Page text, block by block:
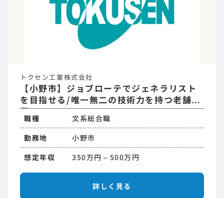
トクセン工業株式会社
【小野市】ジョブローテでジェネラリスト
を目指せる/唯一無二の技術力を持つ老舗企
業
職種
文系総合職
勤務地
小野市
想定年収
350万円～500万円
詳しく見る